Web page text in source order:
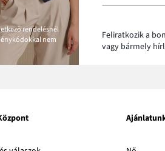
rendelésnél
nem
Feliratkozik a
vagy bármely